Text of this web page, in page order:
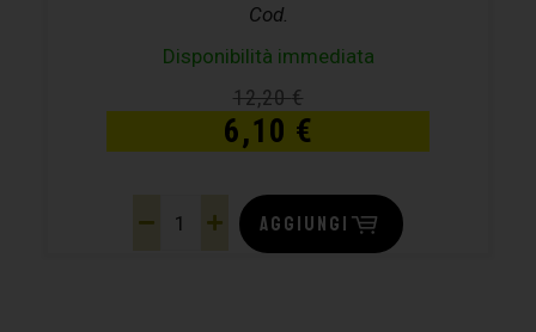
Cod.
Disponibilità immediata
12,20€
6,10 €
AGGIUNGI